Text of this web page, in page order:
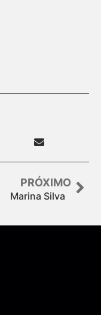
PRÓXIMO
Marina Silva